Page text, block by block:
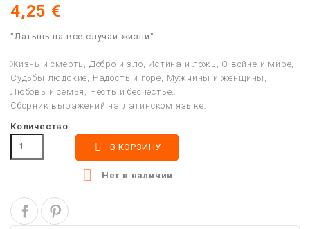
4,25 €
"Латынь на все случаи жизни"
Жизнь и смерть, Добро и зло, Истина и ложь, О войне и мире,
Судьбы людские, Радость и горе, Мужчины и женщины,
Любовь и семья, Честь и бесчестье…
Сборник выражений на латинском языке.
Количество
 В КОРЗИНУ
 Нет в наличии